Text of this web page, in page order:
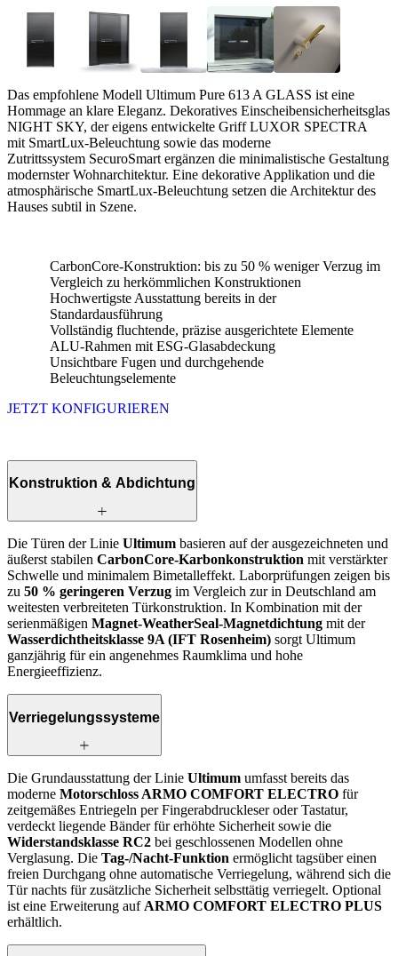
Das empfohlene Modell Ultimum Pure 613 A GLASS ist eine
Hommage an klare Eleganz. Dekoratives Einscheibensicherheitsglas
NIGHT SKY, der eigens entwickelte Griff LUXOR SPECTRA
mit SmartLux-Beleuchtung sowie das moderne
Zutrittssystem SecuroSmart ergänzen die minimalistische Gestaltung
modernster Wohnarchitektur. Eine dekorative Applikation und die
atmosphärische SmartLux-Beleuchtung setzen die Architektur des
Hauses subtil in Szene.
CarbonCore-Konstruktion: bis zu 50 % weniger Verzug im
Vergleich zu herkömmlichen Konstruktionen
Hochwertigste Ausstattung bereits in der
Standardausführung
Vollständig fluchtende, präzise ausgerichtete Elemente
ALU-Rahmen mit ESG-Glasabdeckung
Unsichtbare Fugen und durchgehende
Beleuchtungselemente
JETZT KONFIGURIEREN
Konstruktion & Abdichtung
Die Türen der Linie Ultimum basieren auf der ausgezeichneten und
äußerst stabilen CarbonCore-Karbonkonstruktion mit verstärkter
Schwelle und minimalem Bimetalleffekt. Laborprüfungen zeigen bis
zu 50 % geringeren Verzug im Vergleich zur in Deutschland am
weitesten verbreiteten Tür­konstruktion. In Kombination mit der
serienmäßigen Magnet-WeatherSeal-Magnetdichtung mit der
Wasserdichtheitsklasse 9A (IFT Rosenheim) sorgt Ultimum
ganzjährig für ein angenehmes Raumklima und hohe
Energieeffizienz.
Verriegelungssysteme
Die Grundausstattung der Linie Ultimum umfasst bereits das
moderne Motorschloss ARMO COMFORT ELECTRO für
zeitgemäßes Entriegeln per Fingerabdruckleser oder Tastatur,
verdeckt liegende Bänder für erhöhte Sicherheit sowie die
Widerstandsklasse RC2 bei geschlossenen Modellen ohne
Verglasung. Die Tag-/Nacht-Funktion ermöglicht tagsüber einen
freien Durchgang ohne automatische Verriegelung, während sich die
Tür nachts für zusätzliche Sicherheit selbsttätig verriegelt. Optional
ist eine Erweiterung auf ARMO COMFORT ELECTRO PLUS
erhältlich.